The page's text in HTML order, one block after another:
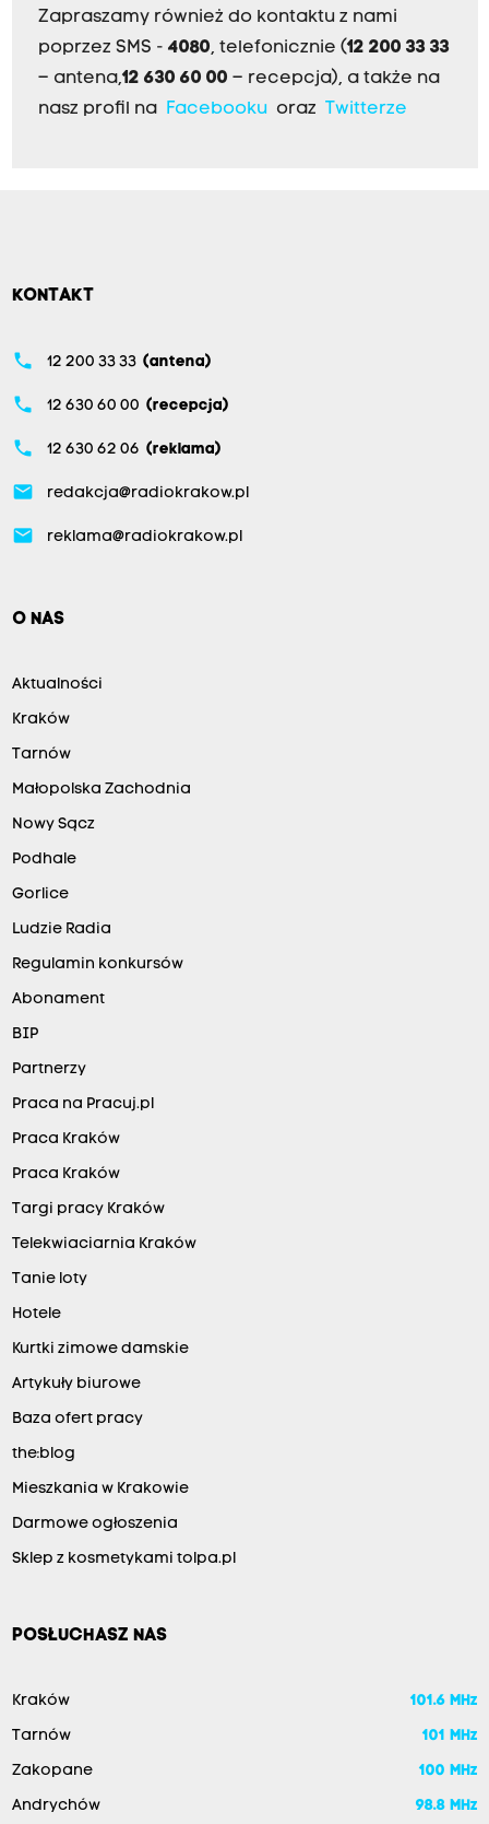
Zapraszamy również do kontaktu z nami
poprzez SMS - 4080, telefonicznie (12 200 33 33
– antena,12 630 60 00 – recepcja), a także na
nasz profil na
Facebookuoraz Twitterze
KONTAKT
phone 12 200 33 33 (antena)
phone 12 630 60 00 (recepcja)
phone 12 630 62 06 (reklama)
email redakcja@radiokrakow.pl
email reklama@radiokrakow.pl
O NAS
Aktualności
Kraków
Tarnów
Małopolska Zachodnia
Nowy Sącz
Podhale
Gorlice
Ludzie Radia
Regulamin konkursów
Abonament
BIP
Partnerzy
Praca na Pracuj.pl
Praca Kraków
Praca Kraków
Targi pracy Kraków
Telekwiaciarnia Kraków
Tanie loty
Hotele
Kurtki zimowe damskie
Artykuły biurowe
Baza ofert pracy
the:blog
Mieszkania w Krakowie
Darmowe ogłoszenia
Sklep z kosmetykami tolpa.pl
POSŁUCHASZ NAS
Kraków 101.6 MHz
Tarnów 101 MHz
Zakopane 100 MHz
Andrychów 98.8 MHz